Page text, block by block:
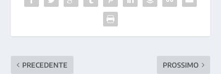
PRECEDENTE PROSSIMO